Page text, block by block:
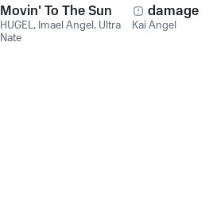
Movin' To The Sun
HUGEL, Imael Angel, Ultra
Nate
damage
Kai Angel